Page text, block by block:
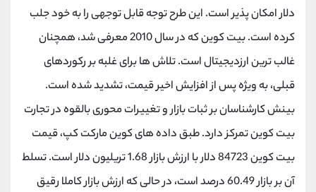
دلار امکان پذیر است. این طرح توجه قابل توجهی را به خود جلب
کرده است. بیت کوین که در سال 2010 معرفی شد، همچنان
غالب ترین ارزدیجیتال است. تلاش ها برای غلبه بر رکوردهای
قبلی، به ویژه پس از افزایش اخیر قیمت، تشدید شده است.
بینش کارشناسان بر ثبات بازار و تغییرات محوری بالقوه در تجارت
بیت کوین تمرکز دارد. طبق داده های کوین مارکت کپ، قیمت
بیت کوین 84723 دلار با ارزش بازار 1.68 تریلیون دلار است. تسلط
آن بر بازار 60.49 درصد است، در حالی که ارزش بازار کاملا رقیق